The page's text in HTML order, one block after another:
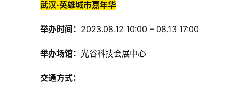
武汉·英雄城市嘉年华
举办时间： 2023.08.12 10:00 – 08.13 17:00
举办场馆： 光谷科技会展中心
交通方式：